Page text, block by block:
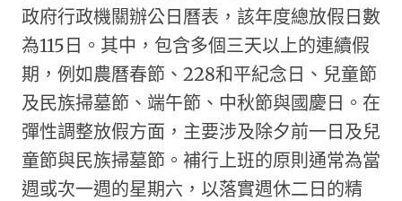
政府行政機關辦公日曆表，該年度總放假日數
為115日。其中，包含多個三天以上的連續假
期，例如農曆春節、228和平紀念日、兒童節
及民族掃墓節、端午節、中秋節與國慶日。在
彈性調整放假方面，主要涉及除夕前一日及兒
童節與民族掃墓節。補行上班的原則通常為當
週或次一週的星期六，以落實週休二日的精